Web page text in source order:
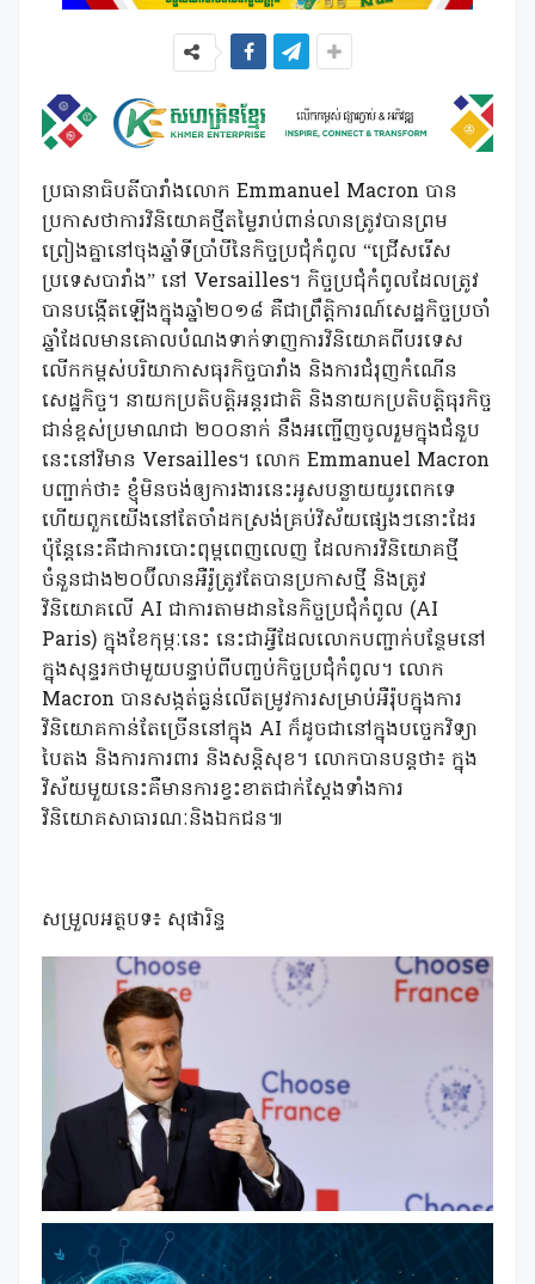
ប្រធានាធិបតីបារាំងលោក Emmanuel Macron បាន
ប្រកាសថាការវិនិយោគថ្មីតម្លៃរាប់ពាន់លានត្រូវបានព្រម
ព្រៀងគ្នានៅចុងឆ្នាំទីប្រាំបីនៃកិច្ចប្រជុំកំពូល “ជ្រើសរើស
ប្រទេសបារាំង” នៅ Versailles។ កិច្ចប្រជុំកំពូលដែលត្រូវ
បានបង្កើតឡើងក្នុងឆ្នាំ២០១៨ គឺជាព្រឹត្តិការណ៍សេដ្ឋកិច្ចប្រចាំ
ឆ្នាំដែលមានគោលបំណងទាក់ទាញការវិនិយោគពីបរទេស
លើកកម្ពស់បរិយាកាសធុរកិច្ចបារាំង និងការជំរុញកំណើន
សេដ្ឋកិច្ច។ នាយកប្រតិបត្តិអន្តរជាតិ និងនាយកប្រតិបត្តិធុរកិច្ច
ជាន់ខ្ពស់ប្រមាណជា ២០០នាក់ នឹងអញ្ជើញចូលរួមក្នុងជំនួប
នេះនៅវិមាន Versailles។ លោក Emmanuel Macron
បញ្ជាក់ថា៖ ខ្ញុំមិនចង់ឲ្យការងារនេះអូសបន្លាយយូរពេកទេ
ហើយពួកយើងនៅតែចាំដកស្រង់គ្រប់វិស័យផ្សេងៗនោះដែរ
ប៉ុន្តែនេះគឺជាការបោះពុម្ពពេញលេញ ដែលការវិនិយោគថ្មី
ចំនួនជាង២០ប៊ីលានអឺរ៉ូត្រូវតែបានប្រកាសថ្មី និងត្រូវ
វិនិយោគលើ AI ជាការតាមដាននៃកិច្ចប្រជុំកំពូល (AI
Paris) ក្នុងខែកុម្ភៈនេះ នេះជាអ្វីដែលលោកបញ្ជាក់បន្ថែមនៅ
ក្នុងសុន្ទរកថាមួយបន្ទាប់ពីបញ្ចប់កិច្ចប្រជុំកំពូល។ លោក
Macron បានសង្កត់ធ្ងន់លើតម្រូវការសម្រាប់អឺរ៉ុបក្នុងការ
វិនិយោគកាន់តែច្រើននៅក្នុង AI ក៏ដូចជានៅក្នុងបច្ចេកវិទ្យា
បៃតង និងការការពារ និងសន្តិសុខ។ លោកបានបន្តថា៖ ក្នុង
វិស័យមួយនេះគឺមានការខ្វះខាតជាក់ស្តែងទាំងការ
វិនិយោគសាធារណៈនិងឯកជន៕
សម្រួលអត្ថបទ៖ សុផារិន្ទ